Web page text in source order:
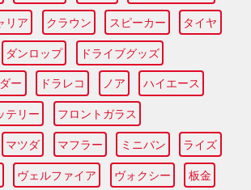
リア クラウン スピーカー タイヤ
ダンロップ ドライブグッズ
ー ドラレコ ノア ハイエース
テリー フロントガラス
マツダ マフラー ミニバン ライズ
ヴェルファイア ヴォクシー 板金